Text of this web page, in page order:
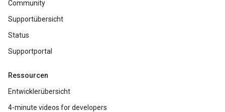
Community
Supportübersicht
Status
Supportportal
Ressourcen
Entwicklerübersicht
4-minute videos for developers